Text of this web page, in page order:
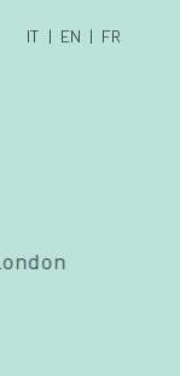
IT EN FR